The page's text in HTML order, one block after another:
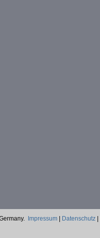
Impressum| Datenschutz|